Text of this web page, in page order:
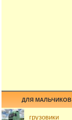
ДЛЯ МАЛЬЧИКОВ
грузовики